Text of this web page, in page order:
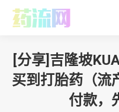
[分享]吉隆坡
买到打胎药（流
付款，